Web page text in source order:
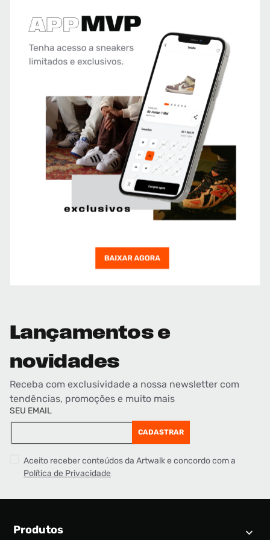
Lançamentos e
novidades
Receba com exclusividade a nossa newsletter com
tendências, promoções e muito mais
SEU EMAIL
CADASTRAR
Aceito receber conteúdos da Artwalk e concordo com a
Política de Privacidade
Produtos